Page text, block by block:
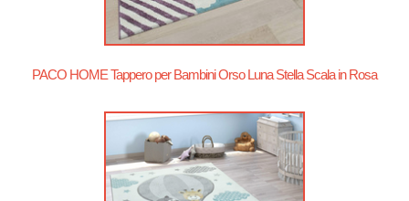
PACO HOME Tappero per Bambini Orso Luna Stella Scala in Rosa